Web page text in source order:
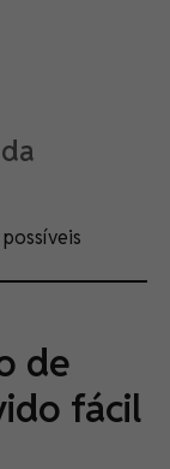
de
fácil